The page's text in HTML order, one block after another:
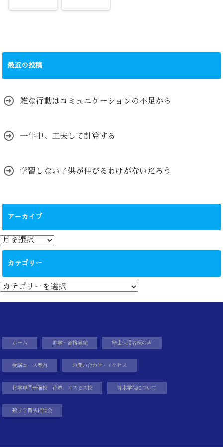
最近の投稿
雑な行動はコミュニケーションの不足から
一年中、工夫して計算する
学習しない子供が伸びるわけがないだろう
アーカイブ
ア
ー
カテゴリー
カ
テ
ゴ
ホーム 進学・合格実績 塾生保護者様の声
受講コース案内 お問い合わせ・アクセス
化学専門予備校 花塾 コスモス校 青木学院について
数学学習法相談会